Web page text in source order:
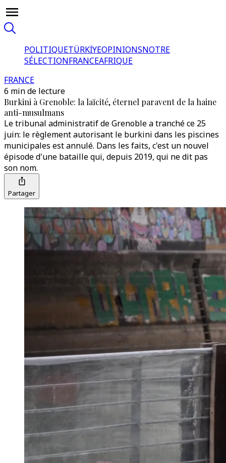
POLITIQUETÜRKİYEOPINIONSNOTRE
SÉLECTIONFRANCEAFRIQUE
FRANCE
6 min de lecture
Burkini à Grenoble: la laïcité, éternel paravent de la haine
anti-musulmans
Le tribunal administratif de Grenoble a tranché ce 25
juin: le règlement autorisant le burkini dans les piscines
municipales est annulé. Dans les faits, c'est un nouvel
épisode d'une bataille qui, depuis 2019, qui ne dit pas
son nom.
Partager